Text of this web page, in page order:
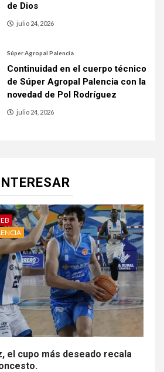
de Dios
julio 24, 2026
Súper Agropal Palencia
Continuidad en el cuerpo técnico
de Súper Agropal Palencia con la
novedad de Pol Rodríguez
julio 24, 2026
el cupo más deseado recala